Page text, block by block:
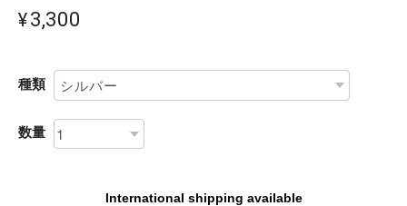
¥3,300
種類
数量
International shipping available